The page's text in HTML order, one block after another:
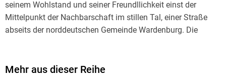
seinem Wohlstand und seiner Freundllichkeit einst der
Mittelpunkt der Nachbarschaft im stillen Tal, einer Straße
abseits der norddeutschen Gemeinde Wardenburg. Die
nicht, als der Vater der Familie ermordet wird.
Mehr aus dieser Reihe